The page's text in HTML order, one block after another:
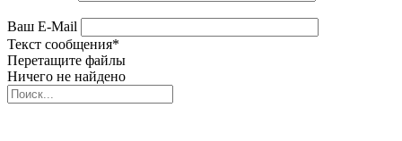
Ваш E-Mail
Текст сообщения*
Перетащите файлы
Ничего не найдено